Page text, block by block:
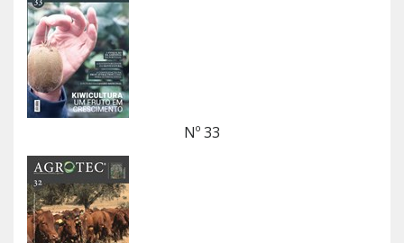
Nº 33